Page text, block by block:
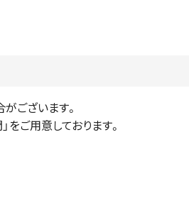
ございます。
をご用意しております。